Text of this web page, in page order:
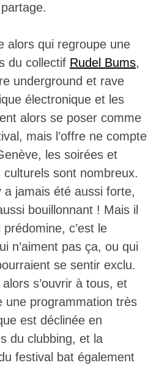
alors qui regroupe une
du collectif Rudel Bums,
underground et rave
électronique et les
alors se poser comme
mais l’offre ne compte
les soirées et
sont nombreux.
a jamais été aussi forte,
bouillonnant ! Mais il
c’est le
n’aiment pas ça, ou qui
se sentir exclu.
s’ouvrir à tous, et
une programmation très
est déclinée en
du clubbing, et la
festival bat également